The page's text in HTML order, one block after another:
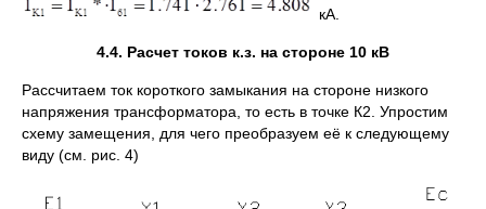
кА.
4.4. Расчет токов к.з. на стороне 10 кВ
Рассчитаем ток короткого замыкания на стороне низкого
напряжения трансформатора, то есть в точке К2. Упростим
схему замещения, для чего преобразуем её к следующему
виду (см. рис. 4)